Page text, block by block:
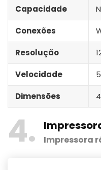
Capacidade
Conexões
Resolução
Velocidade
Dimensões
4 Impressora